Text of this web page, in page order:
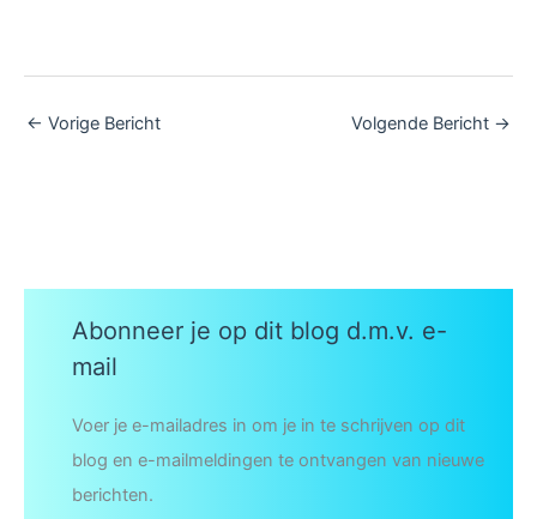
← Vorige Bericht Volgende Bericht →
Abonneer je op dit blog d.m.v. e-
mail
Voer je e-mailadres in om je in te schrijven op dit
blog en e-mailmeldingen te ontvangen van nieuwe
berichten.